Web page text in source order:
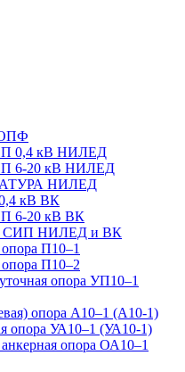
ОПФ
0,4 кВ НИЛЕД
6-20 кВ НИЛЕД
НИЛЕД
кВ ВК
6-20 кВ ВК
НИЛЕД и ВК
П10–1
П10–2
опора УП10–1
опора А10–1 (А10-1)
опора УА10–1 (УА10-1)
опора ОА10–1